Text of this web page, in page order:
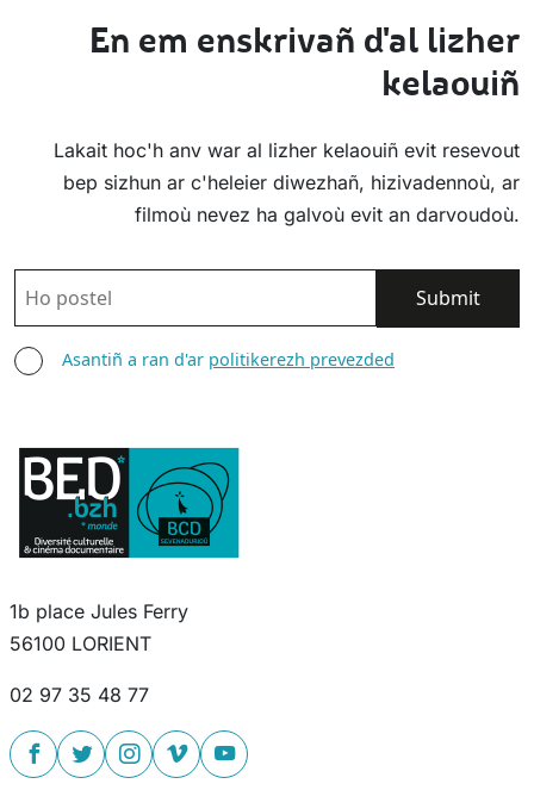
En em enskrivañ d'al lizher
kelaouiñ
Lakait hoc'h anv war al lizher kelaouiñ evit resevout
bep sizhun ar c'heleier diwezhañ, hizivadennoù, ar
filmoù nevez ha galvoù evit an darvoudoù.
POSTEL
ASANTIÑAsantiñ a ran d'ar politikerezh prevezded
1b place Jules Ferry
56100 LORIENT
02 97 35 48 77